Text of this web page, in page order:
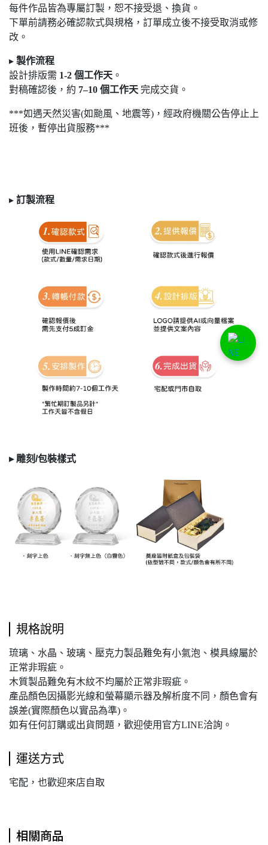
每件作品皆為專屬訂製，恕不接受退 、換貨。
下單前請務必確認款式與規格，訂單成立後不接受取消或修
改。
▸ 製作流程
設計排版需 1-2 個工作天 。
對稿確認後，約 7–10 個工作天 完成交貨。
***如遇天然災害(如颱風、地震等)，經政府機關公告停止上
班後，暫停出貨服務***
▸ 訂製流程
▸ 雕刻/包裝樣式
規格說明
琉璃、水晶、玻璃、壓克力製品難免有小氣泡、模具線屬於
正常非瑕疵。
木質製品難免有木紋不均屬於正常非瑕疵。
產品顏色因攝影光線和螢幕顯示器及解析度不同，顏色會有
誤差(實際顏色以實品為準)。
如有任何訂購或出貨問題，歡迎使用官方LINE洽詢。
運送方式
宅配，也歡迎來店自取
相關商品